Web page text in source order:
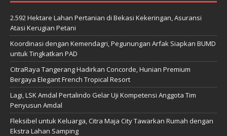
2.592 Hektare Lahan Pertanian di Bekasi Kekeringan, Asuransi
Atasi Kerugian Petani
Koordinasi dengan Kemendagri, Pegunungan Arfak Siapkan BUMD
untuk Tingkatkan PAD
CitraRaya Tangerang Hadirkan Concorde, Hunian Premium
Bergaya Elegant French Tropical Resort
Lagi, LSK Amdal Pertalindo Gelar Uji Kompetensi Anggota Tim
Penyusun Amdal
Fleksibel untuk Keluarga, Citra Maja City Tawarkan Rumah dengan
Ekstra Lahan Samping